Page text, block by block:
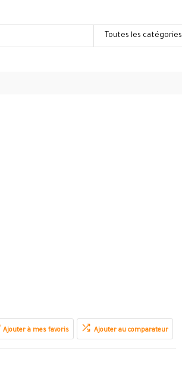
Toutes les catégories
Ajouter à mes favoris Ajouter au comparateur